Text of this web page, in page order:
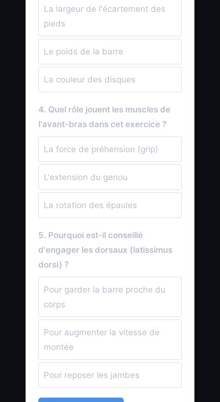
La largeur de l'écartement des
pieds
Le poids de la barre
La couleur des disques
4. Quel rôle jouent les muscles de
l'avant-bras dans cet exercice ?
La force de préhension (grip)
L'extension du genou
La rotation des épaules
5. Pourquoi est-il conseillé
d'engager les dorsaux (latissimus
dorsi) ?
Pour garder la barre proche du
corps
Pour augmenter la vitesse de
montée
Pour reposer les jambes